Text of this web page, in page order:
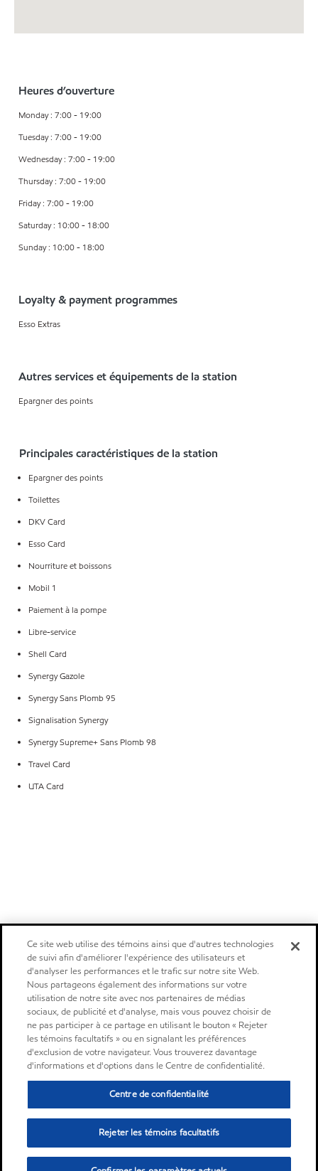
Heures d’ouverture
Monday : 7:00 - 19:00
Tuesday : 7:00 - 19:00
Wednesday : 7:00 - 19:00
Thursday : 7:00 - 19:00
Friday : 7:00 - 19:00
Saturday : 10:00 - 18:00
Sunday : 10:00 - 18:00
Loyalty & payment programmes
Esso Extras
Autres services et équipements de la station
Epargner des points
Principales caractéristiques de la station
Epargner des points
Toilettes
DKV Card
Esso Card
Nourriture et boissons
Mobil 1
Paiement à la pompe
Libre-service
Shell Card
Synergy Gazole
Synergy Sans Plomb 95
Signalisation Synergy
Synergy Supreme+ Sans Plomb 98
Travel Card
UTA Card
Ce site web utilise des témoins ainsi que d'autres technologies
de suivi afin d'améliorer l'expérience des utilisateurs et
d'analyser les performances et le trafic sur notre site Web.
Nous partageons également des informations sur votre
utilisation de notre site avec nos partenaires de médias
sociaux, de publicité et d'analyse, mais vous pouvez choisir de
ne pas participer à ce partage en utilisant le bouton « Rejeter
les témoins facultatifs » ou en signalant les préférences
d'exclusion de votre navigateur. Vous trouverez davantage
d'informations et d'options dans le Centre de confidentialité.
Centre de confidentialité
Rejeter les témoins facultatifs